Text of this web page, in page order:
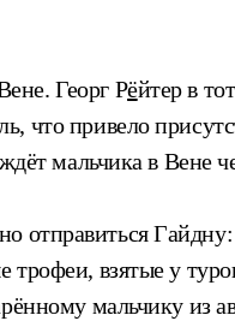
Георг Рёйтер в
что привело
мальчика в Вене
отправиться
взятые у
мальчику из